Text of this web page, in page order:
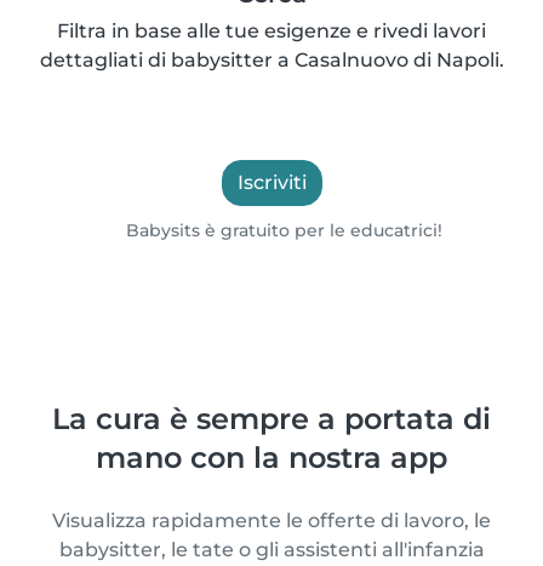
Filtra in base alle tue esigenze e rivedi lavori
dettagliati di babysitter a Casalnuovo di Napoli.
Iscriviti
Babysits è gratuito per le educatrici!
La cura è sempre a portata di
mano con la nostra app
Visualizza rapidamente le offerte di lavoro, le
babysitter, le tate o gli assistenti all'infanzia